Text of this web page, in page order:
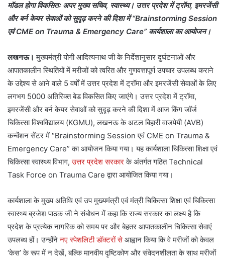
मॉडल होगा विकसितः अपर मुख्य सचिव, स्वास्थ्य। उत्तर प्रदेश में ट्रॉमा, इमरजेंसी
और बर्न केयर सेवाओं को सुदृढ़ करने की दिशा में “Brainstorming Session
एवं CME on Trauma & Emergency Care” कार्यशाला का आयोजन।
लखनऊ। मुख्यमंत्री योगी आदित्यनाथ जी के निर्देशानुसार दुर्घटनाओं और
आपातकालीन स्थितियों में मरीजों को त्वरित और गुणवत्तापूर्ण उपचार उपलब्ध कराने
के उद्देश्य से आने वाले 5 वर्षों में उत्तर प्रदेश में ट्रॉमा और इमरजेंसी सेवाओं के लिए
लगभग 5000 अतिरिक्त बेड विकसित किए जाएंगे। उत्तर प्रदेश में ट्रॉमा,
इमरजेंसी और बर्न केयर सेवाओं को सुदृढ़ करने की दिशा में आज किंग जॉर्ज
चिकित्सा विश्वविद्यालय (KGMU), लखनऊ के अटल बिहारी वाजपेयी (AVB)
कन्वेंशन सेंटर में “Brainstorming Session एवं CME on Trauma &
Emergency Care” का आयोजन किया गया। यह कार्यशाला चिकित्सा शिक्षा एवं
चिकित्सा स्वास्थ्य विभाग,उत्तर प्रदेश सरकारके अंतर्गत गठित Technical
Task Force on Trauma Care द्वारा आयोजित किया गया।
कार्यशाला के मुख्य अतिथि एवं उप मुख्यमंत्री एवं मंत्री चिकित्सा शिक्षा एवं चिकित्सा
स्वास्थ्य ब्रजेश पाठक जी ने संबोधन में कहा कि राज्य सरकार का लक्ष्य है कि
प्रदेश के प्रत्येक नागरिक को समय पर और बेहतर आपातकालीन चिकित्सा सेवाएं
उपलब्ध हों। उन्होंनेनए स्पेशलिटी डॉक्टरों सेआह्वान किया कि वे मरीजों को केवल
‘केस’ के रूप में न देखें, बल्कि मानवीय दृष्टिकोण और संवेदनशीलता के साथ मरीजों